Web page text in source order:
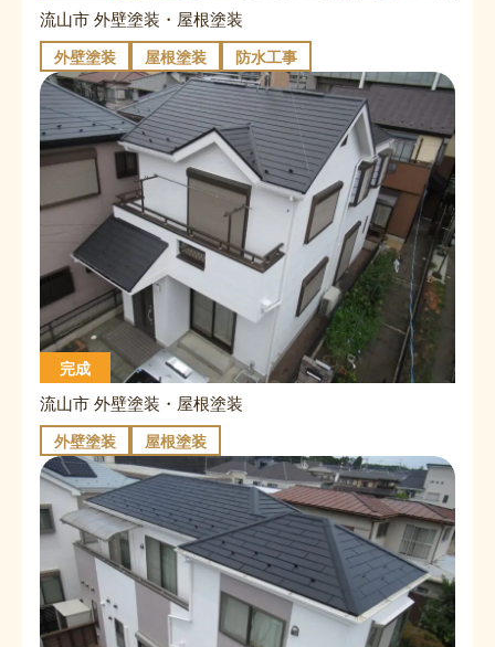
流山市 外壁塗装・屋根塗装
外壁塗装 屋根塗装 防水工事
完成
流山市 外壁塗装・屋根塗装
外壁塗装 屋根塗装